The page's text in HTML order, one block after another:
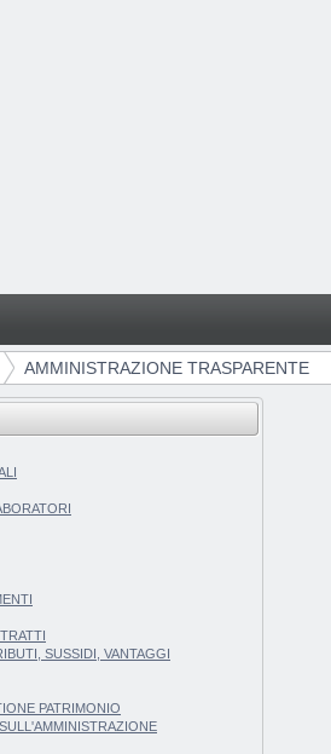
TRASPARENTE
AMMINISTRAZIONE TRASPARENTE
SUSSIDI, VANTAGGI
PATRIMONIO